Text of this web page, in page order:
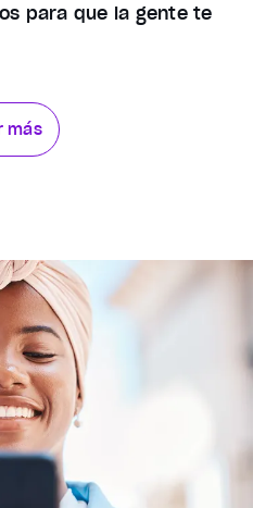
para que la gente te
más